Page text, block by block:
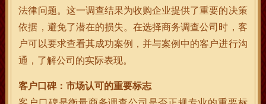
法律问题。这一调查结果为收购企业提供了重要的决策
依据，避免了潜在的损失。在选择商务调查公司时，客
户可以要求查看其成功案例，并与案例中的客户进行沟
通，了解公司的实际表现。
客户口碑：市场认可的重要标志